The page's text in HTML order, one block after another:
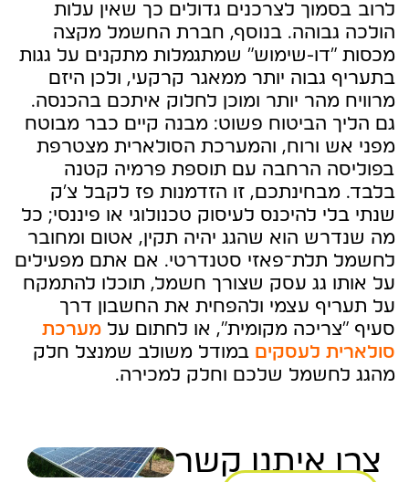
לרוב בסמוך לצרכנים גדולים כך שאין עלות
הולכה גבוהה. בנוסף, חברת החשמל מקצה
מכסות “דו-שימוש” שמתגמלות מתקנים על גגות
בתעריף גבוה יותר ממאגר קרקעי, ולכן היזם
מרוויח מהר יותר ומוכן לחלוק איתכם בהכנסה.
גם הליך הביטוח פשוט: מבנה קיים כבר מבוטח
מפני אש ורוח, והמערכת הסולארית מצטרפת
בפוליסה הרחבה עם תוספת פרמיה קטנה
בלבד. מבחינתכם, זו הזדמנות פז לקבל צ’ק
שנתי בלי להיכנס לעיסוק טכנולוגי או פיננסי; כל
מה שנדרש הוא שהגג יהיה תקין, אטום ומחובר
לחשמל תלת־פאזי סטנדרטי. אם אתם מפעילים
על אותו גג עסק שצורך חשמל, תוכלו להתמקח
על תעריף עצמי ולהפחית את החשבון דרך
סעיף “צריכה מקומית”, או לחתום על מערכת
סולארית לעסקים במודל משולב שמנצל חלק
מהגג לחשמל שלכם וחלק למכירה.
צרו איתנו קשר